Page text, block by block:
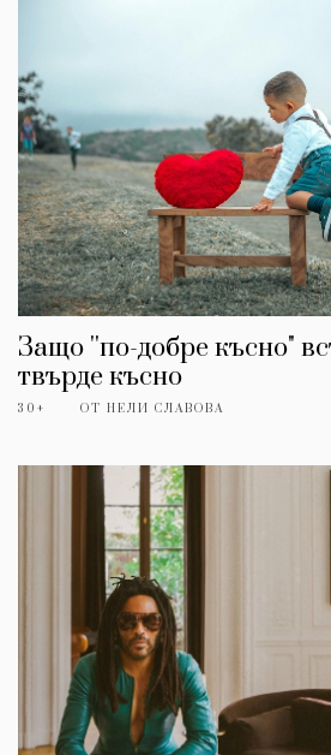
Защо ''по-добре късно"
твърде късно
30+ ОТ НЕЛИ СЛАВОВА